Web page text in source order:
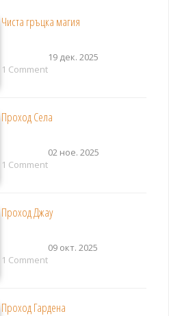
Чиста гръцка магия
19 дек. 2025
1 Comment
Проход Села
02 ное. 2025
1 Comment
Проход Джау
09 окт. 2025
1 Comment
Проход Гардена